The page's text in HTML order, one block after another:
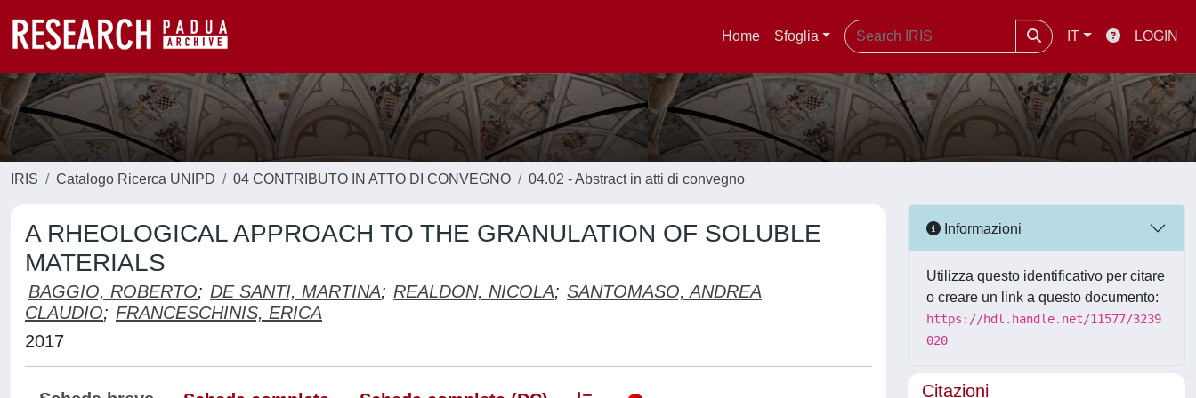
Home Sfoglia IT LOGIN
IRIS Catalogo Ricerca UNIPD 04 CONTRIBUTO IN ATTO DI CONVEGNO 04.02 - Abstract in atti di convegno
A RHEOLOGICAL APPROACH TO THE GRANULATION OF SOLUBLE
MATERIALS
BAGGIO, ROBERTO; DE SANTI, MARTINA; REALDON, NICOLA; SANTOMASO, ANDREA
CLAUDIO; FRANCESCHINIS, ERICA
2017
Informazioni
Utilizza questo identificativo per citare
o creare un link a questo documento:
https://hdl.handle.net/11577/3239
020
Citazioni